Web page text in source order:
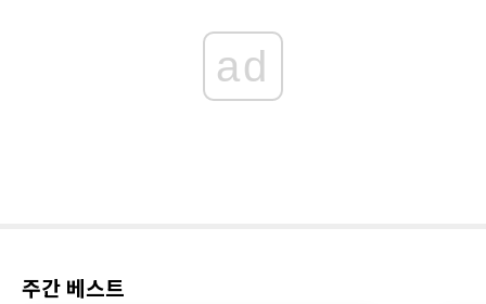
ad
주간 베스트